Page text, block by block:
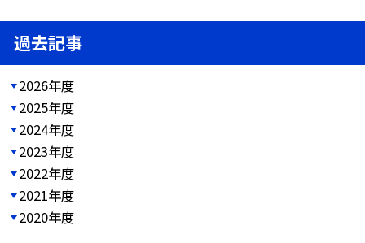
過去記事
2026年度
2025年度
2024年度
2023年度
2022年度
2021年度
2020年度